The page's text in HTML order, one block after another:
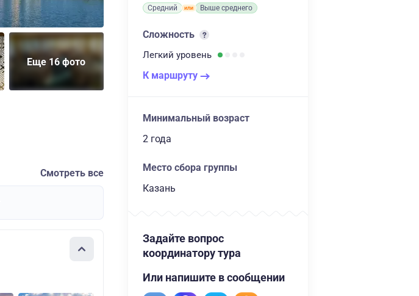
Еще 16 фото
Смотреть все
Средний Выше среднего
Сложность
Легкий уровень
К маршруту
Минимальный возраст
2 года
Место сбора группы
Казань
Задайте вопрос
координатору тура
Или напишите в сообщении